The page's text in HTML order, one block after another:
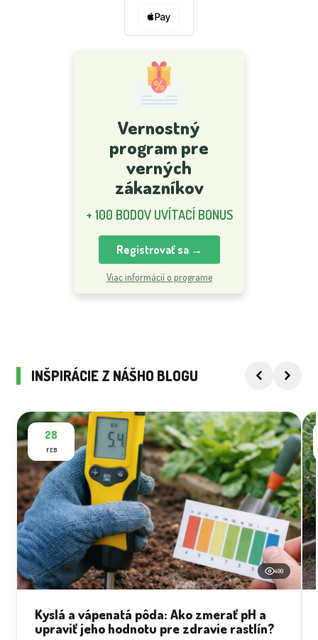
Vernostný
program pre
verných
zákazníkov
+ 100 BODOV UVÍTACÍ BONUS
Registrovať sa →
Viac informácií o programe
INŠPIRÁCIE Z NÁŠHO BLOGU
28
FEB
499
Kyslá a vápenatá pôda: Ako zmerať pH a
upraviť jeho hodnotu pre zdravie rastlín?